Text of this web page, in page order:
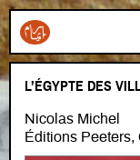
L’ÉGYPTE DES
Nicolas Michel
Éditions Peeters,